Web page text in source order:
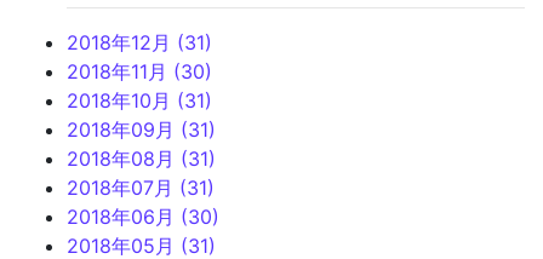
2018年12月 (31)
2018年11月 (30)
2018年10月 (31)
2018年09月 (31)
2018年08月 (31)
2018年07月 (31)
2018年06月 (30)
2018年05月 (31)